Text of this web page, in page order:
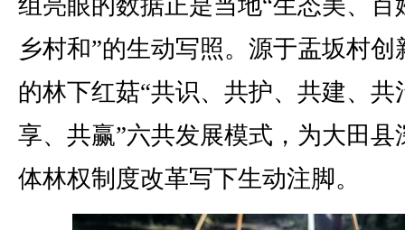
乡村和”的生动写照。源于盂坂村创
的林下红菇“共识、共护、共建、共
享、共赢”六共发展模式，为大田县
体林权制度改革写下生动注脚。